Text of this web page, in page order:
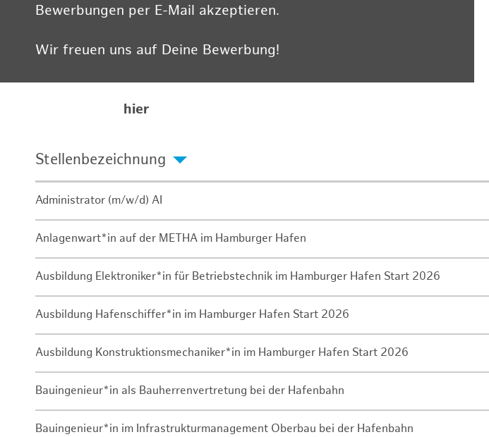
Bewerbungen per E-Mail akzeptieren.
Wir freuen uns auf Deine Bewerbung!
hier
Stellenbezeichnung
Administrator (m/w/d) AI
Anlagenwart*in auf der METHA im Hamburger Hafen
Ausbildung Elektroniker*in für Betriebstechnik im Hamburger Hafen Start 2026
Ausbildung Hafenschiffer*in im Hamburger Hafen Start 2026
Ausbildung Konstruktionsmechaniker*in im Hamburger Hafen Start 2026
Bauingenieur*in als Bauherrenvertretung bei der Hafenbahn
Bauingenieur*in im Infrastrukturmanagement Oberbau bei der Hafenbahn